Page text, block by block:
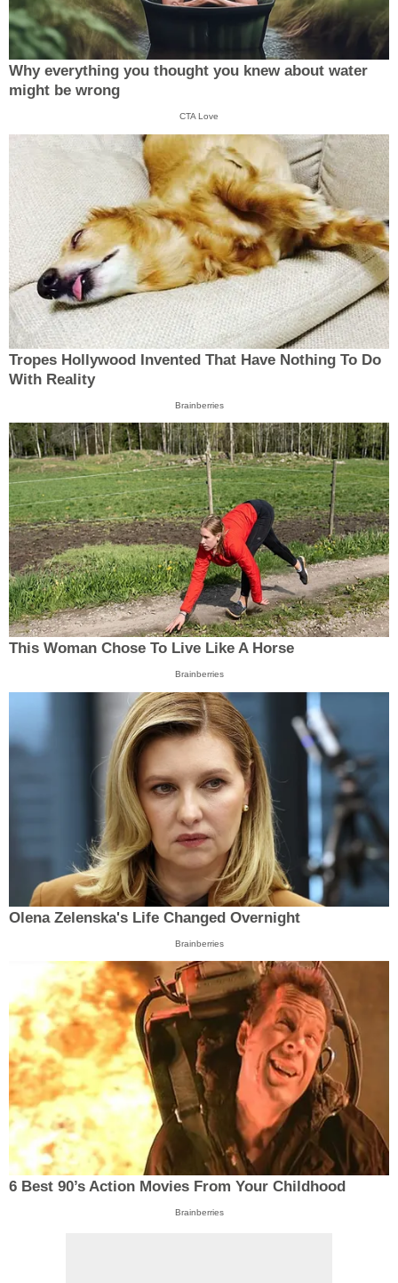
Why everything you thought you knew about water
might be wrong
CTA Love
Tropes Hollywood Invented That Have Nothing To Do
With Reality
Brainberries
This Woman Chose To Live Like A Horse
Brainberries
Olena Zelenska's Life Changed Overnight
Brainberries
6 Best 90’s Action Movies From Your Childhood
Brainberries